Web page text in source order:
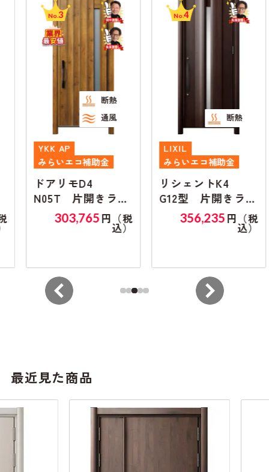
No.3
断熱
通風
YKK AP
みらいエコ補助金
ドアリモD4
N05T 片開きラン
マ無し303,765円（税
込）
No.4
断熱
LIXIL
みらいエコ補助金
リシェントK4
G12型 片開きラン
マ無し356,235円（税
込）
最近見た商品